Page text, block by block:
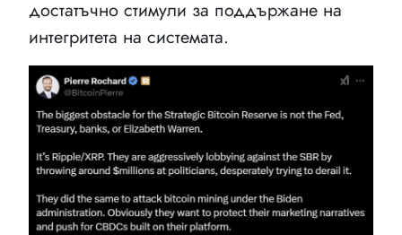
достатъчно стимули за поддържане на
интегритета на системата.